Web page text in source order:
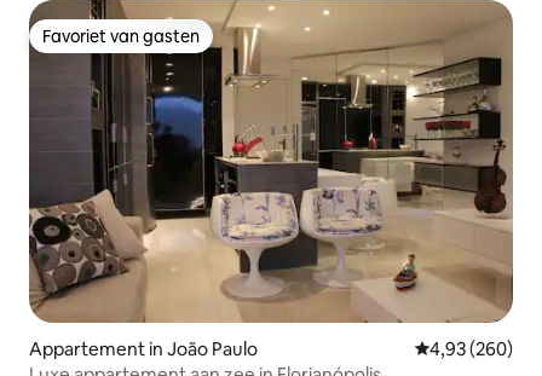
Favoriet van gasten
Favoriet van gasten
Appartement in João Paulo Gemiddelde
4,93 (260)